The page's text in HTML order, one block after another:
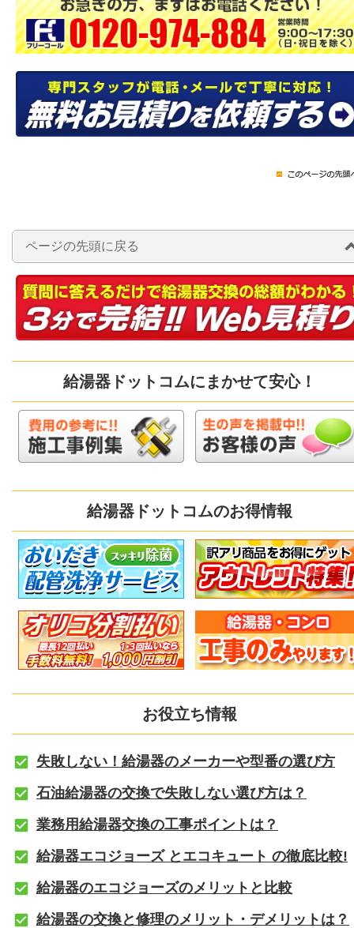
ページの先頭に戻る
給湯器ドットコムにまかせて安心！
給湯器ドットコムのお得情報
お役立ち情報
失敗しない！給湯器のメーカーや型番の選び方
石油給湯器の交換で失敗しない選び方は？
業務用給湯器交換の工事ポイントは？
給湯器エコジョーズ とエコキュート の徹底比較!
給湯器のエコジョーズのメリットと比較
給湯器の交換と修理のメリット・デメリットは？